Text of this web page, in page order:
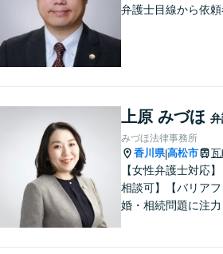
弁護士目線から依
上原 みづほ
みづほ法律事務所
香川県|高松市 瓦
【女性弁護士対応
相談可】【バリア
婚・相続問題に注力